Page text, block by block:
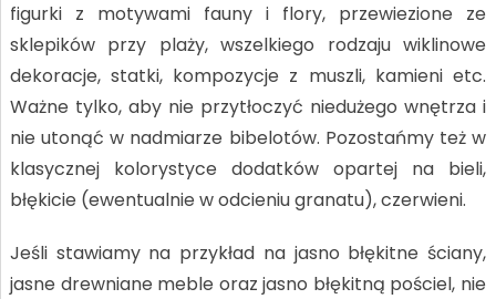
figurki z motywami fauny i flory, przewiezione ze
sklepików przy plaży, wszelkiego rodzaju wiklinowe
dekoracje, statki, kompozycje z muszli, kamieni etc.
Ważne tylko, aby nie przytłoczyć niedużego wnętrza i
nie utonąć w nadmiarze bibelotów. Pozostańmy też w
klasycznej kolorystyce dodatków opartej na bieli,
błękicie (ewentualnie w odcieniu granatu), czerwieni.
Jeśli stawiamy na przykład na jasno błękitne ściany,
jasne drewniane meble oraz jasno błękitną pościel, nie